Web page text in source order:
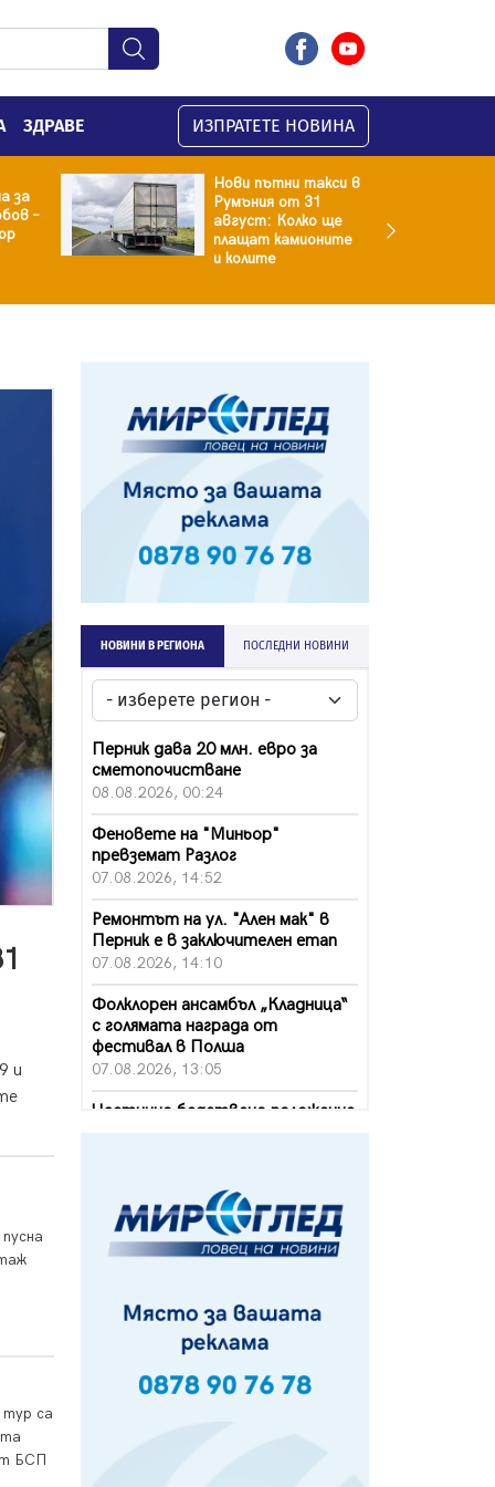
ЗДРАВЕ ИЗПРАТЕТЕ НОВИНА
за
–
Нови пътни такси в
Румъния от 31
август: Колко ще
плащат камионите
и колите
и
са
БСП
НОВИНИ В РЕГИОНА ПОСЛЕДНИ НОВИНИ
Перник дава 20 млн. евро за
сметопочистване
08.08.2026, 00:24
Феновете на "Миньор"
превземат Разлог
07.08.2026, 14:52
Ремонтът на ул. "Ален мак" в
Перник е в заключителен етап
07.08.2026, 14:10
Фолклорен ансамбъл „Кладница“
с голямата награда от
фестивал в Полша
07.08.2026, 13:05
Частично бедствено положение
Да отговорим на жегите с филм
под звездите днес и утре
07.08.2026, 10:21
Първите крачки в помощ на
пенсионерите в Перник, вече са